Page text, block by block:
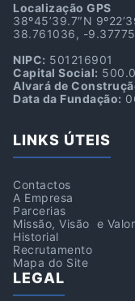
Localização GPS
38º45’39.7″N
38.761036, -
NIPC: 501216901
Capital Social:
Alvará de
Data da Fundação:
LINKS ÚTEIS
Contactos
A Empresa
Parcerias
Missão, Visão e
Historial
Recrutamento
Mapa do Site
LEGAL